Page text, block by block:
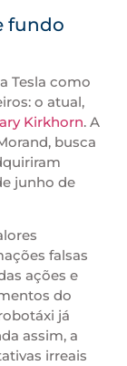
fundo
Tesla como
o atual,
Kirkhorn. A
busca
junho de
falsas
ações e
do
já
assim, a
irreais